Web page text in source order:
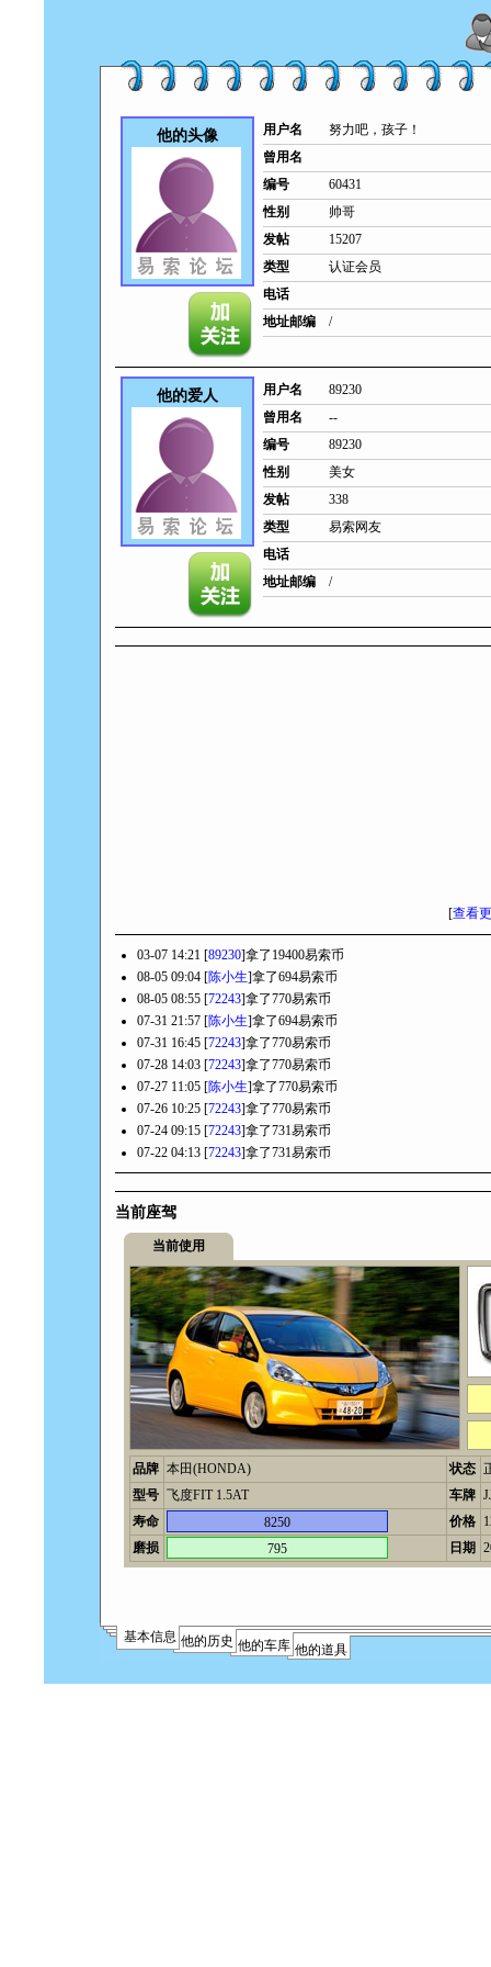
他的头像 用户名
努力吧，孩子！
曾用名
编号
60431
性别
帅哥
发帖
15207
类型
认证会员
电话
地址邮编
/
他的爱人 用户名
89230
曾用名
--
编号
89230
性别
美女
发帖
338
类型
易索网友
电话
地址邮编
/
[查看
03-07 14:21 [89230]拿了19400易索币
08-05 09:04 [陈小生]拿了694易索币
08-05 08:55 [72243]拿了770易索币
07-31 21:57 [陈小生]拿了694易索币
07-31 16:45 [72243]拿了770易索币
07-28 14:03 [72243]拿了770易索币
07-27 11:05 [陈小生]拿了770易索币
07-26 10:25 [72243]拿了770易索币
07-24 09:15 [72243]拿了731易索币
07-22 04:13 [72243]拿了731易索币
当前座驾
当前使用
品牌 本田(HONDA) 状态
型号 飞度FIT 1.5AT 车牌
寿命
8250 价格
磨损
795 日期
基本信息 他的历史 他的车库 他的道具